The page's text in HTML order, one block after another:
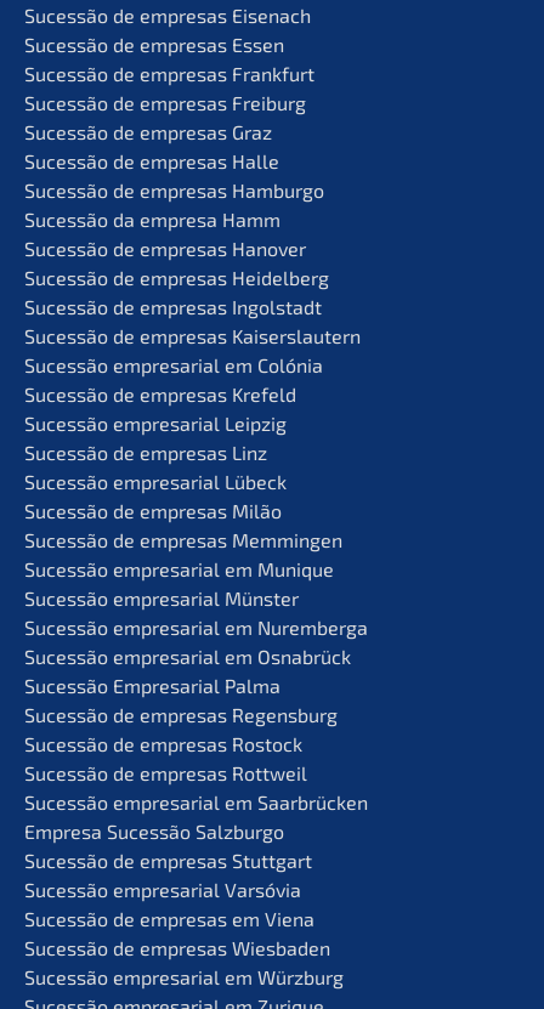
Suces­são de empre­sas Eisenach
Suces­são de empre­sas Essen
Suces­são de empre­sas Frankfurt
Suces­são de empre­sas Freiburg
Suces­são de empre­sas Graz
Suces­são de empre­sas Halle
Suces­são de empre­sas Hamburgo
Suces­são da empre­sa Hamm
Suces­são de empre­sas Hanover
Suces­são de empre­sas Heidelberg
Suces­são de empre­sas Ingolstadt
Suces­são de empre­sas Kaiserslautern
Suces­são empre­sa­ri­al em Colónia
Suces­são de empre­sas Krefeld
Suces­são empre­sa­ri­al Leipzig
Suces­são de empre­sas Linz
Suces­são empre­sa­ri­al Lübeck
Suces­são de empre­sas Milão
Suces­são de empre­sas Memmingen
Suces­são empre­sa­ri­al em Munique
Suces­são empre­sa­ri­al Münster
Suces­são empre­sa­ri­al em Nuremberga
Suces­são empre­sa­ri­al em Osnabrück
Suces­são Empre­sa­ri­al Palma
Suces­são de empre­sas Regensburg
Suces­são de empre­sas Rostock
Suces­são de empre­sas Rottweil
Suces­são empre­sa­ri­al em Saarbrücken
Empre­sa Suces­são Salzburgo
Suces­são de empre­sas Stuttgart
Suces­são empre­sa­ri­al Varsóvia
Suces­são de empre­sas em Viena
Suces­são de empre­sas Wiesbaden
Suces­são empre­sa­ri­al em Würzburg